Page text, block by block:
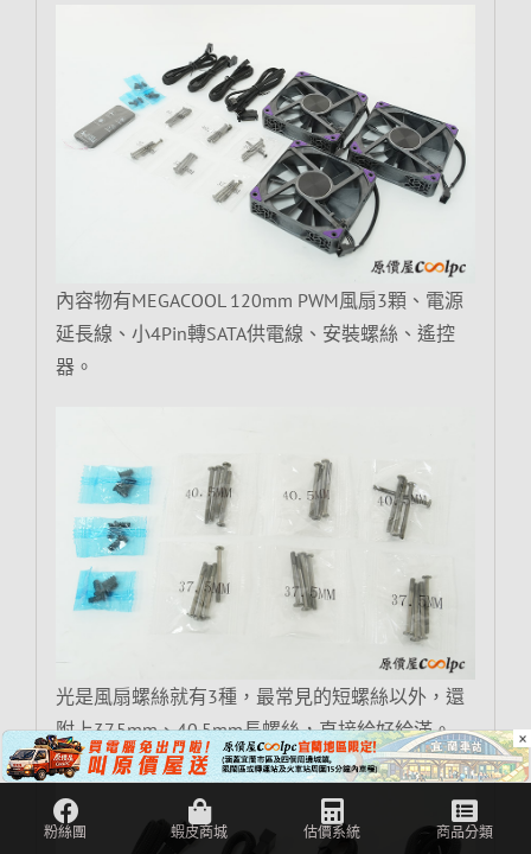
內容物有MEGACOOL 120mm PWM風扇3顆、電源
延長線、小4Pin轉SATA供電線、安裝螺絲、遙控
器。
光是風扇螺絲就有3種，最常見的短螺絲以外，還
附上37.5mm、40.5mm長螺絲，直接給好給滿。
×